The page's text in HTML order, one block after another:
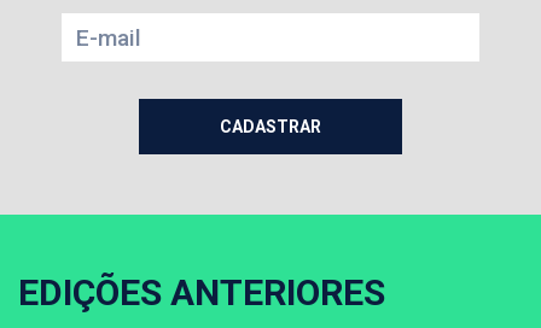
EDIÇÕES ANTERIORES